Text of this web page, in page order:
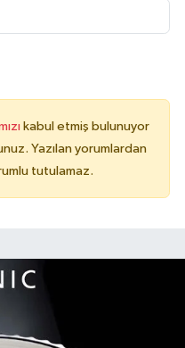
kabul etmiş bulunuyor
Yazılan yorumlardan
tutulamaz.